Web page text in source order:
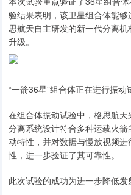
验结果表明，该卫星组合体能
思航天自主研发的新一代分离
升级。
“一箭36星”组合体正在进行振动
在组合体振动试验中，格思航
分离系统设计符合多种运载火
动特性，并对数据与慢放视频
性，进一步验证了其可靠性。
此次试验的成功为进一步降低发